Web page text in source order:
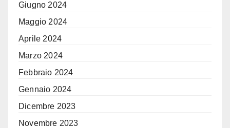
Giugno 2024
Maggio 2024
Aprile 2024
Marzo 2024
Febbraio 2024
Gennaio 2024
Dicembre 2023
Novembre 2023